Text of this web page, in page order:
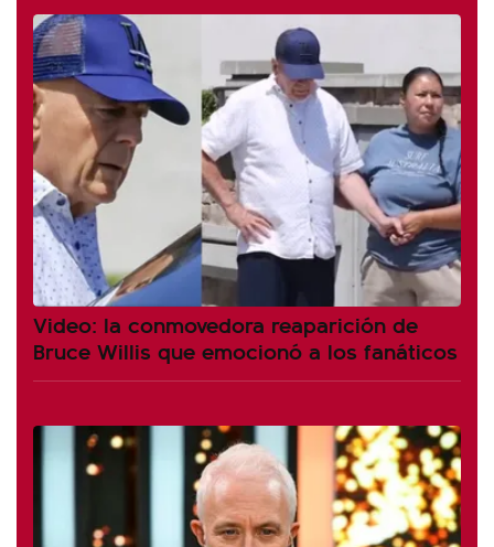
Video: la conmovedora reaparición de
Bruce Willis que emocionó a los fanáticos